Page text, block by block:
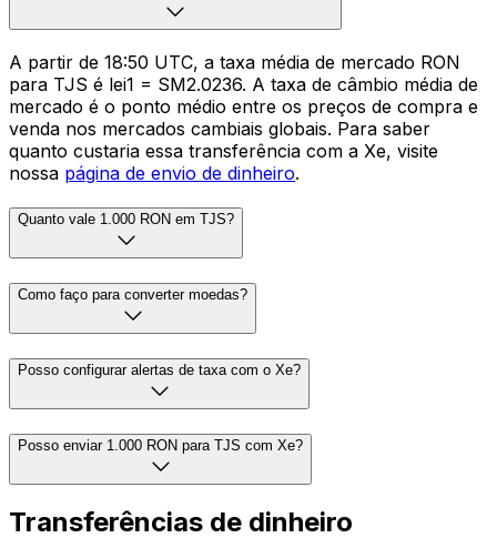
A partir de 18:50 UTC, a taxa média de mercado RON
para TJS é lei1 = SM2.0236. A taxa de câmbio média de
mercado é o ponto médio entre os preços de compra e
venda nos mercados cambiais globais. Para saber
quanto custaria essa transferência com a Xe, visite
nossa página de envio de dinheiro.
Quanto vale 1.000 RON em TJS?
Como faço para converter moedas?
Posso configurar alertas de taxa com o Xe?
Posso enviar 1.000 RON para TJS com Xe?
Transferências de dinheiro